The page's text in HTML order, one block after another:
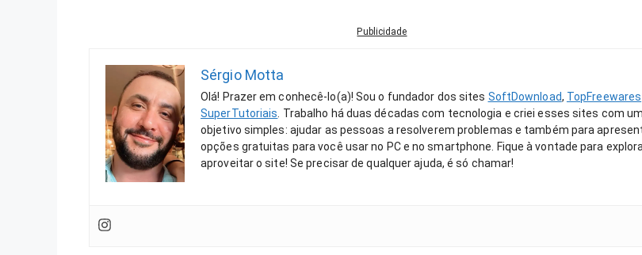
Publicidade
Sérgio Motta
Olá! Prazer em conhecê-lo(a)! Sou o fundador dos sites SoftDownload, TopFreewares
SuperTutoriais . Trabalho há duas décadas com tecnologia e criei esses sites com um
objetivo simples: ajudar as pessoas a resolverem problemas e também para
opções gratuitas para você usar no PC e no smartphone. Fique à vontade para
aproveitar o site! Se precisar de qualquer ajuda, é só chamar!